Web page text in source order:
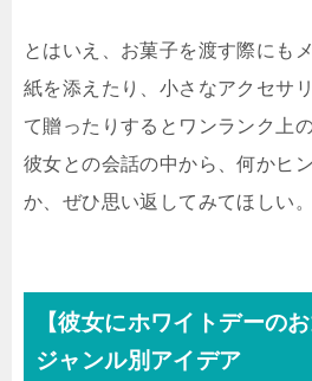
とはいえ、お菓子を渡す際にも
紙を添えたり、小さなアクセサ
て贈ったりするとワンランク上
彼女との会話の中から、何かヒ
か、ぜひ思い返してみてほしい。
【彼女にホワイトデーの
ジャンル別アイデア